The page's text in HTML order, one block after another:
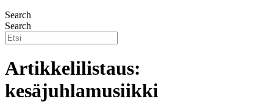
Search
Search
Artikkelilistaus:
kesäjuhlamusiikki